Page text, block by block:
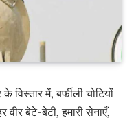
में, बर्फीली चोटियों
वीर बेटे-बेटी, हमारी सेनाएँ,